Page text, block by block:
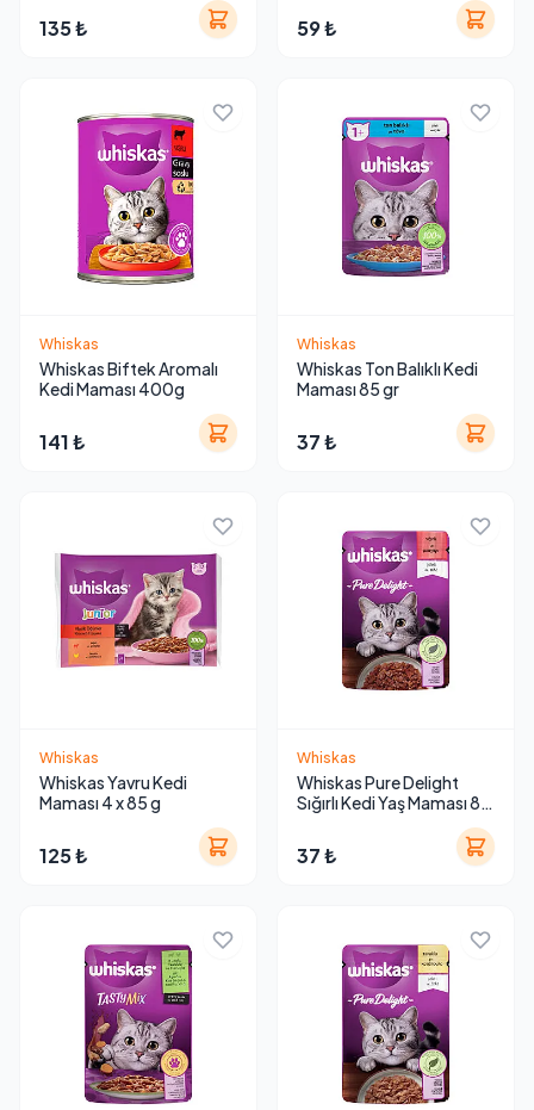
135 ₺ 59 ₺
Whiskas
Whiskas Biftek Aromalı
Kedi Maması 400g
141 ₺
Whiskas
Whiskas Ton Balıklı Kedi
Maması 85 gr
37 ₺
Whiskas
Whiskas Yavru Kedi
Maması 4 x 85 g
125 ₺
Whiskas
Whiskas Pure Delight
Sığırlı Kedi Yaş Maması 85
37 ₺